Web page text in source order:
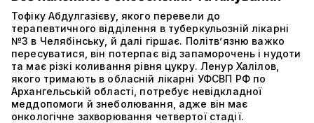
Тофіку Абдулгазієву, якого перевели до
терапевтичного відділення в туберкульозній лікарні
№3 в Челябінську, й далі гіршає. Політвʼязню важко
пересуватися, він потерпає від запаморочень і нудоти
та має різкі коливання рівня цукру. Ленур Халілов,
якого тримають в обласній лікарні УФСВП РФ по
Архангельській області, потребує невідкладної
меддопомоги й знеболювання, адже він має
онкологічне захворювання четвертої стадії.